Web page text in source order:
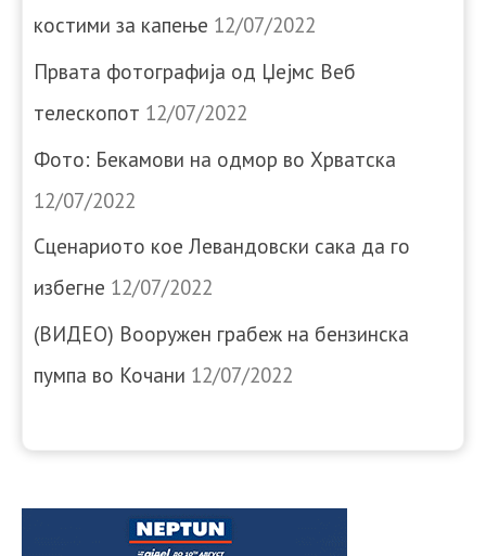
костими за капење 12/07/2022
Првата фотографија од Џејмс Веб
телескопот 12/07/2022
Фото: Бекамови на одмор во Хрватска
12/07/2022
Сценариото кое Левандовски сака да го
избегне 12/07/2022
(ВИДЕО) Вооружен грабеж на бензинска
пумпа во Кочани 12/07/2022